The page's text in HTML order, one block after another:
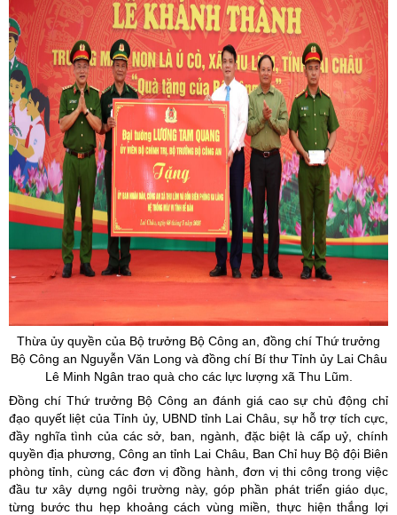
Thừa ủy quyền của Bộ trưởng Bộ Công an, đồng chí Thứ trưởng
Bộ Công an Nguyễn Văn Long và đồng chí Bí thư Tỉnh ủy Lai Châu
Lê Minh Ngân trao quà cho các lực lượng xã Thu Lũm.
Đồng chí Thứ trưởng Bộ Công an đánh giá cao sự chủ động chỉ
đạo quyết liệt của Tỉnh ủy, UBND tỉnh Lai Châu, sự hỗ trợ tích cực,
đầy nghĩa tình của các sở, ban, ngành, đặc biệt là cấp uỷ, chính
quyền địa phương, Công an tỉnh Lai Châu, Ban Chỉ huy Bộ đội Biên
phòng tỉnh, cùng các đơn vị đồng hành, đơn vị thi công trong việc
đầu tư xây dựng ngôi trường này, góp phần phát triển giáo dục,
từng bước thu hẹp khoảng cách vùng miền, thực hiện thắng lợi